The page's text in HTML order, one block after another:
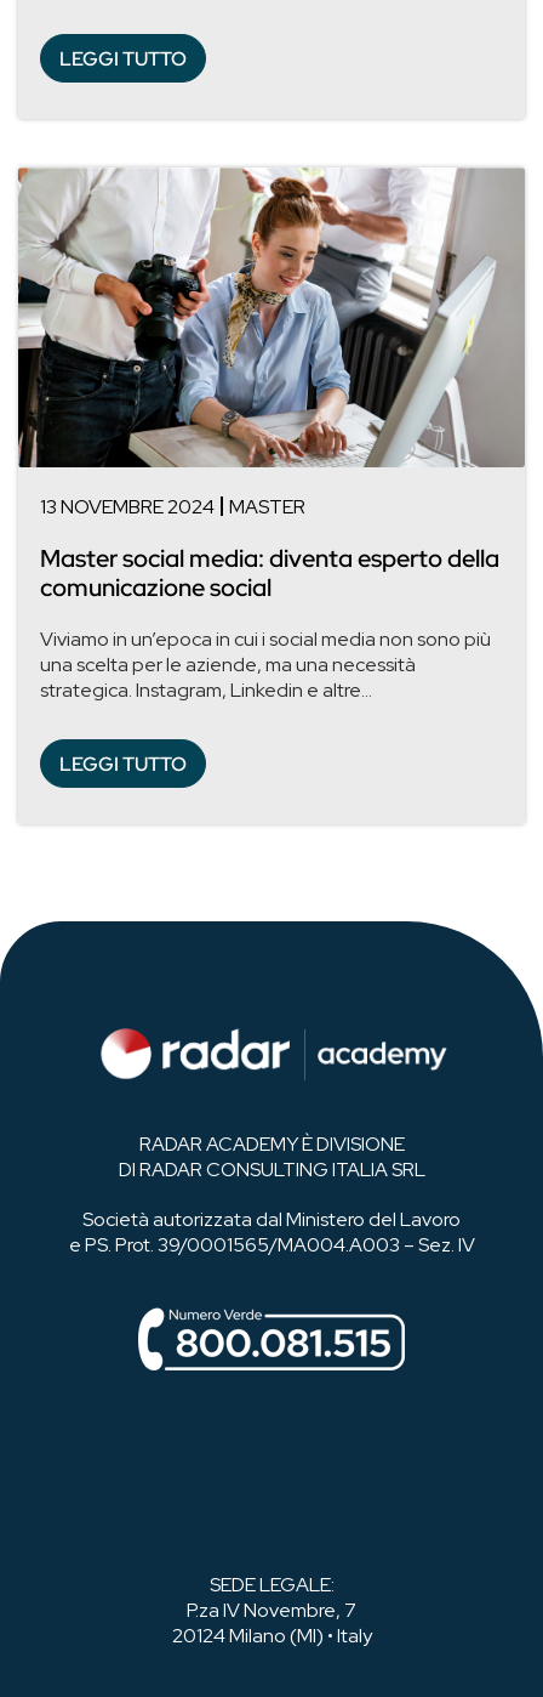
LEGGI TUTTO
13 NOVEMBRE 2024 MASTER
Master social media: diventa esperto della
comunicazione social
Viviamo in un’epoca in cui i social media non sono più
una scelta per le aziende, ma una necessità
strategica. Instagram, Linkedin e altre...
LEGGI TUTTO
RADAR ACADEMY È DIVISIONE
DI RADAR CONSULTING ITALIA SRL
Società autorizzata dal Ministero del Lavoro
e PS. Prot. 39/0001565/MA004.A003 – Sez. IV
SEDE LEGALE:
P.za IV Novembre, 7
20124 Milano (MI) • Italy